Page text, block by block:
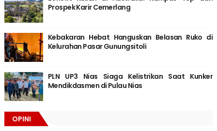
Prospek Karir Cemerlang
Kebakaran Hebat Hanguskan Belasan Ruko di
Kelurahan Pasar Gunungsitoli
PLN UP3 Nias Siaga Kelistrikan Saat Kunker
Mendikdasmen di Pulau Nias
OPINI